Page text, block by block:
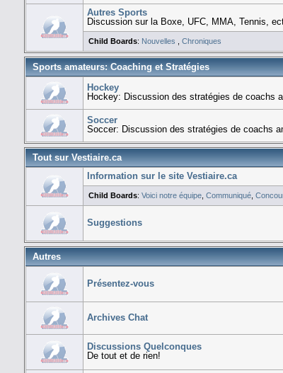
Autres Sports
Discussion sur la Boxe, UFC, MMA, Tennis,
Child Boards: Nouvelles ,Chroniques
Sports amateurs: Coaching et Stratégies
Hockey
Hockey: Discussion des stratégies de coachs
Soccer
Soccer: Discussion des stratégies de coachs
Tout sur Vestiaire.ca
Information sur le site Vestiaire.ca
Child Boards:Voici notre équipe ,Communiqué ,
Suggestions
Autres
Présentez-vous
Archives Chat
Discussions Quelconques
De tout et de rien!